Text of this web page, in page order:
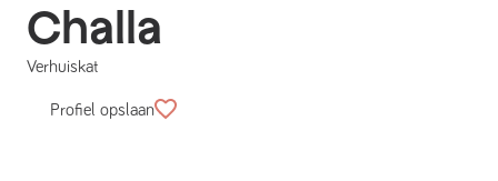
Challa
Verhuiskat
Profiel opslaan